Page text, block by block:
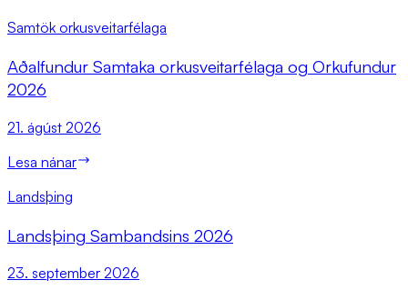
Samtök orkusveitarfélaga
Að­al­fund­ur Sam­taka orku­sveit­ar­fé­laga og Orkufund­ur
2026
21. ágúst 2026
Lesa nánar
Landsþing
Lands­þing Sam­bands­ins 2026
23. september 2026